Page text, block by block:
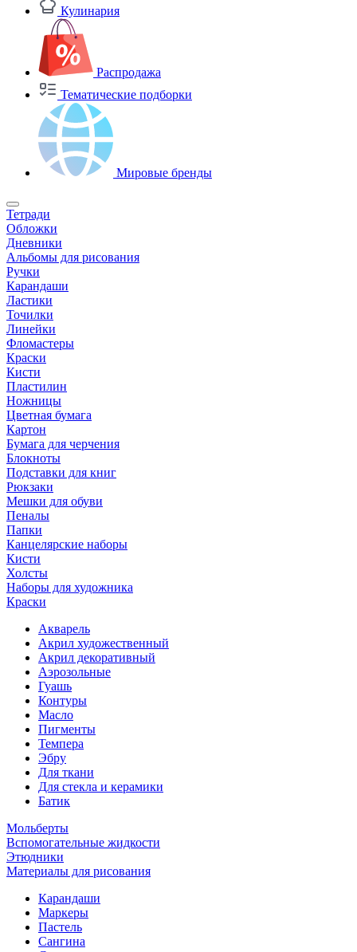
Кулинария
Распродажа
Тематические подборки
Мировые бренды
Тетради
Обложки
Дневники
Альбомы для рисования
Ручки
Карандаши
Ластики
Точилки
Линейки
Фломастеры
Краски
Кисти
Пластилин
Ножницы
Цветная бумага
Картон
Бумага для черчения
Блокноты
Подставки для книг
Рюкзаки
Мешки для обуви
Пеналы
Папки
Канцелярские наборы
Кисти
Холсты
Наборы для художника
Краски
Акварель
Акрил художественный
Акрил декоративный
Аэрозольные
Гуашь
Контуры
Масло
Пигменты
Темпера
Эбру
Для ткани
Для стекла и керамики
Батик
Мольберты
Вспомогательные жидкости
Этюдники
Материалы для рисования
Карандаши
Маркеры
Пастель
Сангина